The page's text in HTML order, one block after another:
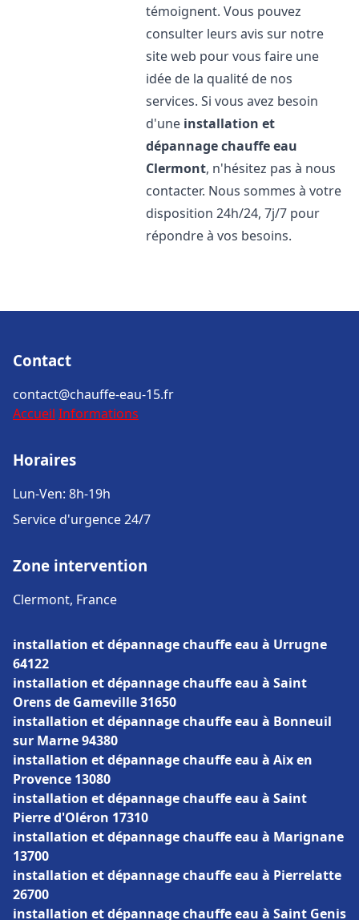
témoignent. Vous pouvez
consulter leurs avis sur notre
site web pour vous faire une
idée de la qualité de nos
services. Si vous avez besoin
d'une installation et
dépannage chauffe eau
Clermont, n'hésitez pas à nous
contacter. Nous sommes à votre
disposition 24h/24, 7j/7 pour
répondre à vos besoins.
Contact
contact@chauffe-eau-15.fr
Accueil Informations
Horaires
Lun-Ven: 8h-19h
Service d'urgence 24/7
Zone intervention
Clermont, France
installation et dépannage chauffe eau à Urrugne
64122
installation et dépannage chauffe eau à Saint
Orens de Gameville 31650
installation et dépannage chauffe eau à Bonneuil
sur Marne 94380
installation et dépannage chauffe eau à Aix en
Provence 13080
installation et dépannage chauffe eau à Saint
Pierre d'Oléron 17310
installation et dépannage chauffe eau à Marignane
13700
installation et dépannage chauffe eau à Pierrelatte
26700
installation et dépannage chauffe eau à Saint Genis